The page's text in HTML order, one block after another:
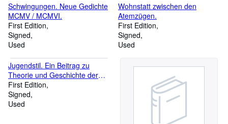
Schwingungen. Neue Gedichte
MCMV / MCMVI.
First Edition
Signed
Used
Wohnstatt zwischen den
Atemzügen.
First Edition
Signed
Used
Jugendstil. Ein Beitrag zu
Theorie und Geschichte der
Flächenkunst.
First Edition
Signed
Used